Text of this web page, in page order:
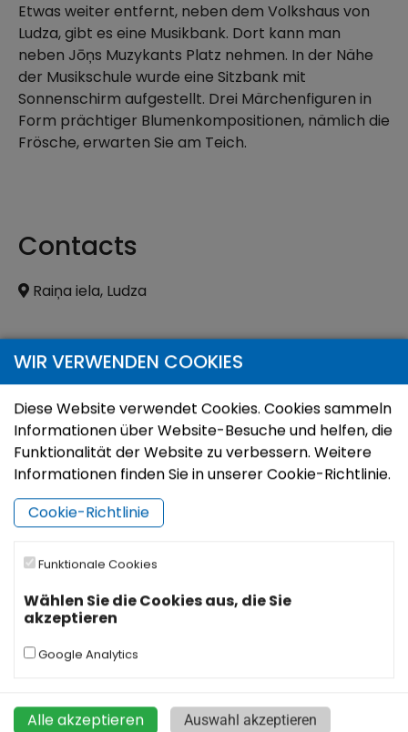
Etwas weiter entfernt, neben dem Volkshaus von
Ludza, gibt es eine Musikbank. Dort kann man
neben Jōņs Muzykants Platz nehmen. In der Nähe
der Musikschule wurde eine Sitzbank mit
Sonnenschirm aufgestellt. Drei Märchenfiguren in
Form prächtiger Blumenkompositionen, nämlich die
Frösche, erwarten Sie am Teich.
Contacts
Raiņa iela, Ludza
Standort Karte öffnen:
+
−
WIR VERWENDEN COOKIES
Diese Website verwendet Cookies. Cookies sammeln
Informationen über Website-Besuche und helfen, die
Funktionalität der Website zu verbessern. Weitere
Informationen finden Sie in unserer Cookie-Richtlinie.
Cookie-Richtlinie
Funktionale Cookies
Wählen Sie die Cookies aus, die Sie
akzeptieren
Google Analytics
Alle akzeptieren Auswahl akzeptieren